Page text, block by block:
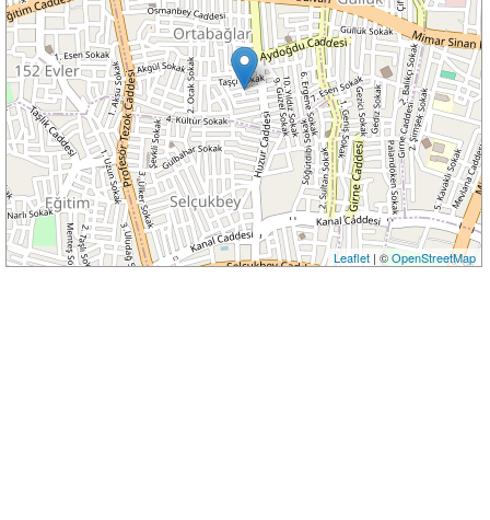
Leaflet| ©OpenStreetMap